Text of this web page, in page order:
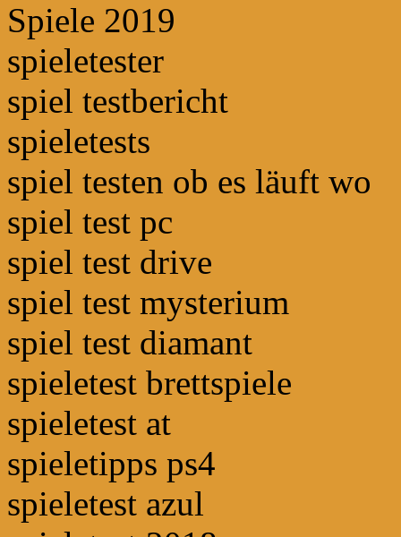
Spiele 2019
spieletester
spiel testbericht
spieletests
spiel testen ob es läuft wo
spiel test pc
spiel test drive
spiel test mysterium
spiel test diamant
spieletest brettspiele
spieletest at
spieletipps ps4
spieletest azul